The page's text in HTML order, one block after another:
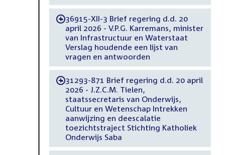
-36915-XII-3 Brief regering d.d. 20
april 2026 - V.P.G. Karremans, minister
van Infrastructuur en Waterstaat
Verslag houdende een lijst van
vragen en antwoorden
-31293-871 Brief regering d.d. 20 april
2026 - J.Z.C.M. Tielen,
staatssecretaris van Onderwijs,
Cultuur en Wetenschap Intrekken
aanwijzing en deescalatie
toezichtstraject Stichting Katholiek
Onderwijs Saba